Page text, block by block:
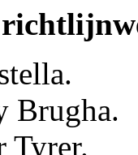
Brugha.
Tyrer.